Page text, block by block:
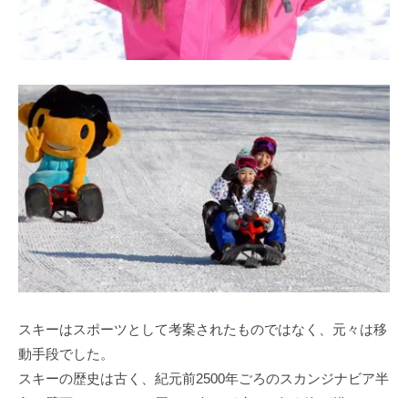
スキーはスポーツとして考案されたものではなく、元々は移
動手段でした。
スキーの歴史は古く、紀元前2500年ごろのスカンジナビア半